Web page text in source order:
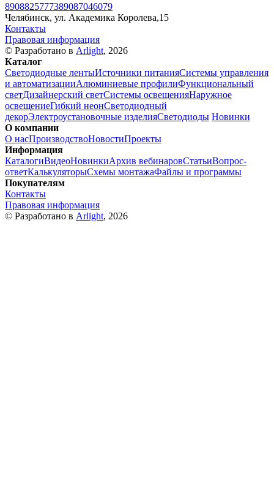
8908825777389087046079
Челябинск, ул. Академика Королева,15
Контакты
Правовая информация
© Разработано в Arlight, 2026
Каталог
Светодиодные лентыИсточники питанияСистемы управления
и автоматизацииАлюминиевые профилиФункциональный
светДизайнерский светСистемы освещенияНаружное
освещениеГибкий неонСветодиодный
декорЭлектроустановочные изделияСветодиоды Новинки
О компании
О насПроизводствоНовостиПроекты
Информация
КаталогиВидеоНовинкиАрхив вебинаровСтатьиВопрос-
ответКалькуляторыСхемы монтажаФайлы и программы
Покупателям
Контакты
Правовая информация
© Разработано в Arlight, 2026